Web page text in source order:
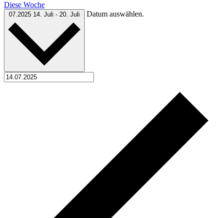
Diese Woche
07.2025 14. Juli - 20. Juli Datum auswählen.